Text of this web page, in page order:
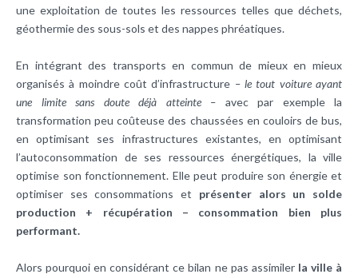
une exploitation de toutes les ressources telles que déchets,
géothermie des sous-sols et des nappes phréatiques.
En intégrant des transports en commun de mieux en mieux
organisés à moindre coût d’infrastructure – le tout voiture ayant
une limite sans doute déjà atteinte – avec par exemple la
transformation peu coûteuse des chaussées en couloirs de bus,
en optimisant ses infrastructures existantes, en optimisant
l’autoconsommation de ses ressources énergétiques, la ville
optimise son fonctionnement. Elle peut produire son énergie et
optimiser ses consommations et présenter alors un solde
production + récupération – consommation bien plus
performant.
Alors pourquoi en considérant ce bilan ne pas assimiler la ville à